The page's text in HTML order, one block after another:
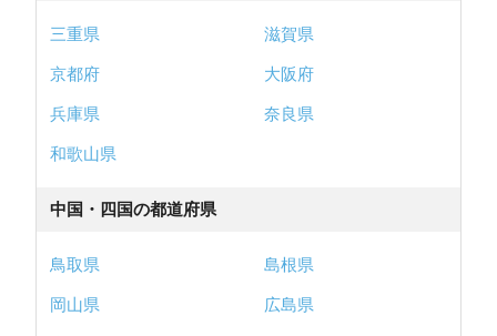
三重県
滋賀県
京都府
大阪府
兵庫県
奈良県
和歌山県
中国・四国の都道府県
鳥取県
島根県
岡山県
広島県